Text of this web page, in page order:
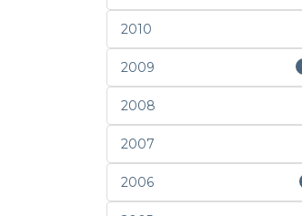
2010
2009
2008
2007
2006